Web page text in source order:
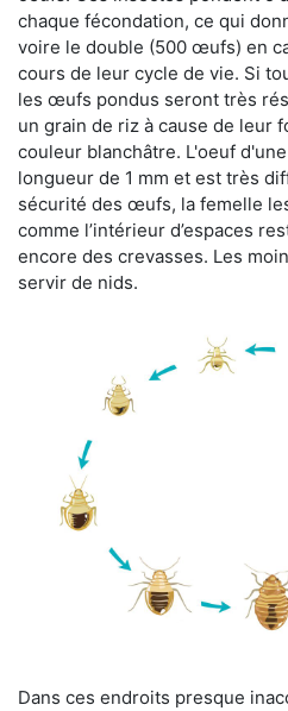
chaque fécondation, ce qui
voire le double (500 œufs) en
cours de leur cycle de vie. Si
les œufs pondus seront très
un grain de riz à cause de leur
couleur blanchâtre. L'oeuf
longueur de 1 mm et est très
sécurité des œufs, la femelle
comme l’intérieur d’espaces
encore des crevasses. Les
servir de nids.
Dans ces endroits presque